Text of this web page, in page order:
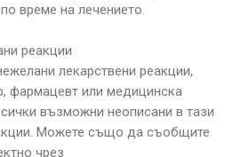
време на лечението.
реакции
лекарствени реакции,
фармацевт или медицинска
възможни неописани в тази
Можете също да съобщите
чрез